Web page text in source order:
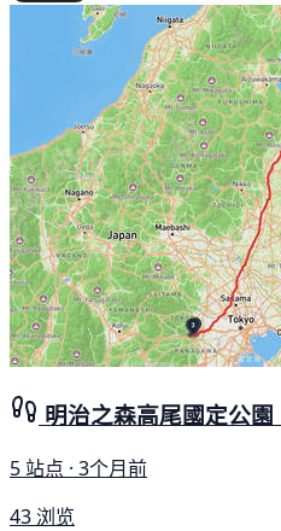
明治之森高尾國定公
5 站点 · 3个月前
43 浏览